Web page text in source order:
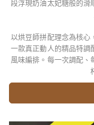
段浮現奶油太妃糖般的
以烘豆師拼配理念為核心
一款真正動人的精品特調
風味編排。每一次調配